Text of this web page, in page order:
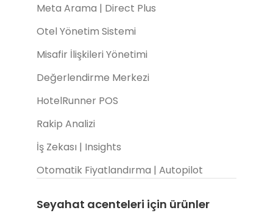
Meta Arama | Direct Plus
Otel Yönetim Sistemi
Misafir İlişkileri Yönetimi
Değerlendirme Merkezi
HotelRunner POS
Rakip Analizi
İş Zekası | Insights
Otomatik Fiyatlandırma | Autopilot
Seyahat acenteleri için ürünler